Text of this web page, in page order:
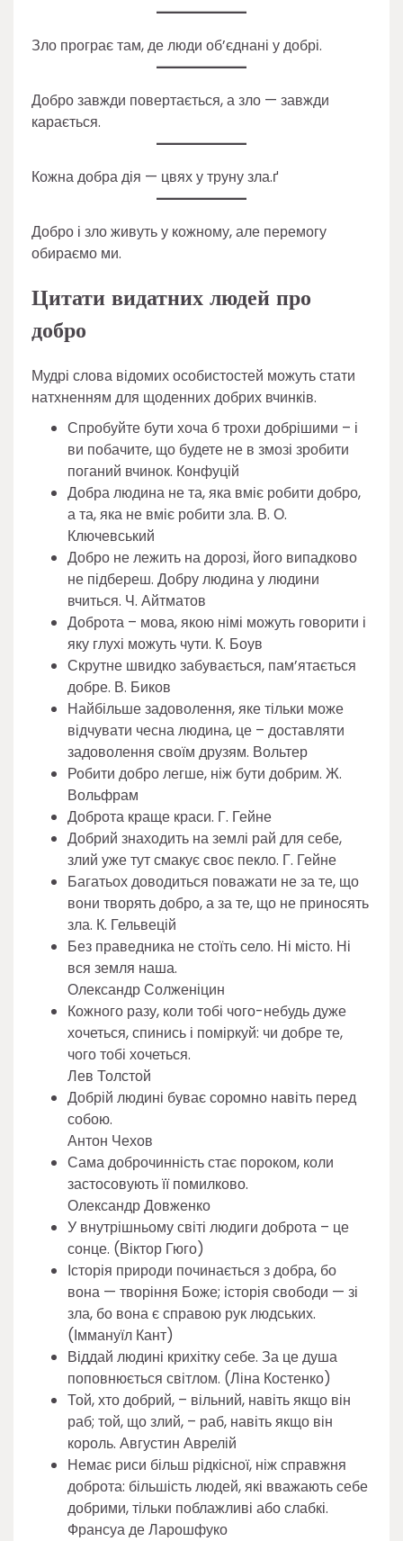
Зло програє там, де люди об’єднані у добрі.
Добро завжди повертається, а зло — завжди
карається.
Кожна добра дія — цвях у труну зла.ґ
Добро і зло живуть у кожному, але перемогу
обираємо ми.
Цитати видатних людей про
добро
Мудрі слова відомих особистостей можуть стати
натхненням для щоденних добрих вчинків.
Спробуйте бути хоча б трохи добрішими – і
ви побачите, що будете не в змозі зробити
поганий вчинок. Конфуцій
Добра людина не та, яка вміє робити добро,
а та, яка не вміє робити зла. В. О.
Ключевський
Добро не лежить на дорозі, його випадково
не підбереш. Добру людина у людини
вчиться. Ч. Айтматов
Доброта – мова, якою німі можуть говорити і
яку глухі можуть чути. К. Боув
Скрутне швидко забувається, пам’ятається
добре. В. Биков
Найбільше задоволення, яке тільки може
відчувати чесна людина, це – доставляти
задоволення своїм друзям. Вольтер
Робити добро легше, ніж бути добрим. Ж.
Вольфрам
Доброта краще краси. Г. Гейне
Добрий знаходить на землі рай для себе,
злий уже тут смакує своє пекло. Г. Гейне
Багатьох доводиться поважати не за те, що
вони творять добро, а за те, що не приносять
зла. К. Гельвецій
Без праведника не стоїть село. Ні місто. Ні
вся земля наша.
Олександр Солженіцин
Кожного разу, коли тобі чого-небудь дуже
хочеться, спинись і поміркуй: чи добре те,
чого тобі хочеться.
Лев Толстой
Добрій людині буває соромно навіть перед
собою.
Антон Чехов
Сама доброчинність стає пороком, коли
застосовують її помилково.
Олександр Довженко
У внутрішньому світі людиги доброта – це
сонце. (Віктор Гюго)
Історія природи починається з добра, бо
вона — творіння Боже; історія свободи — зі
зла, бо вона є справою рук людських.
(Іммануїл Кант)
Віддай людині крихітку себе. За це душа
поповнюється світлом. (Ліна Костенко)
Той, хто добрий, – вільний, навіть якщо він
раб; той, що злий, – раб, навіть якщо він
король. Августин Аврелій
Немає риси більш рідкісної, ніж справжня
доброта: більшість людей, які вважають себе
добрими, тільки поблажливі або слабкі.
Франсуа де Ларошфуко